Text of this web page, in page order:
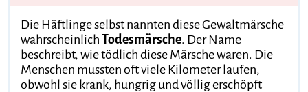
Die Häftlinge selbst nannten diese Gewaltmärsche
wahrscheinlich Todesmärsche. Der Name
beschreibt, wie tödlich diese Märsche waren. Die
Menschen mussten oft viele Kilometer laufen,
obwohl sie krank, hungrig und völlig erschöpft